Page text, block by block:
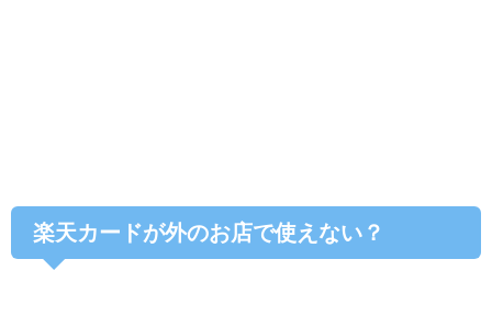
楽天カードが外のお店で使えない？